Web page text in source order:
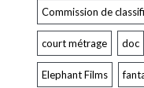
Commission de
court métrage doc
Elephant Films